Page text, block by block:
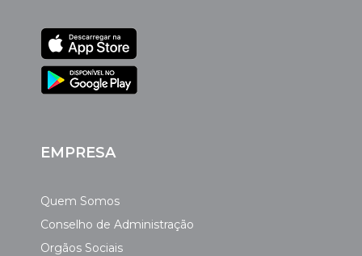
EMPRESA
Quem Somos
Conselho de Administração
Orgãos Sociais